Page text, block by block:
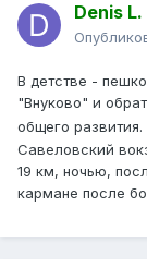
Denis L.
В детстве -
"Внуково" и
общего развития.
Савеловский
19 км, ночью,
кармане после